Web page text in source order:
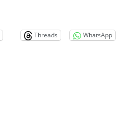
Threads WhatsApp